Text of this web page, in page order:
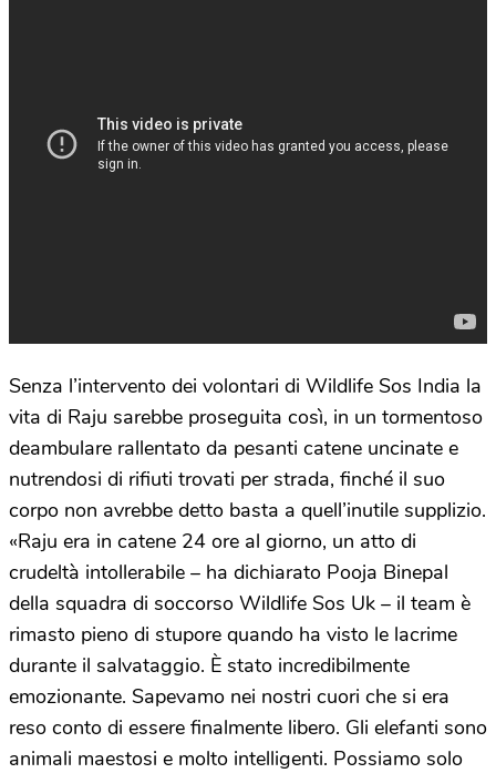
Senza l’intervento dei volontari di Wildlife Sos India la
vita di Raju sarebbe proseguita così, in un tormentoso
deambulare rallentato da pesanti catene uncinate e
nutrendosi di rifiuti trovati per strada, finché il suo
corpo non avrebbe detto basta a quell’inutile supplizio.
«Raju era in catene 24 ore al giorno, un atto di
crudeltà intollerabile – ha dichiarato Pooja Binepal
della squadra di soccorso Wildlife Sos Uk – il team è
rimasto pieno di stupore quando ha visto le lacrime
durante il salvataggio. È stato incredibilmente
emozionante. Sapevamo nei nostri cuori che si era
reso conto di essere finalmente libero. Gli elefanti sono
animali maestosi e molto intelligenti. Possiamo solo